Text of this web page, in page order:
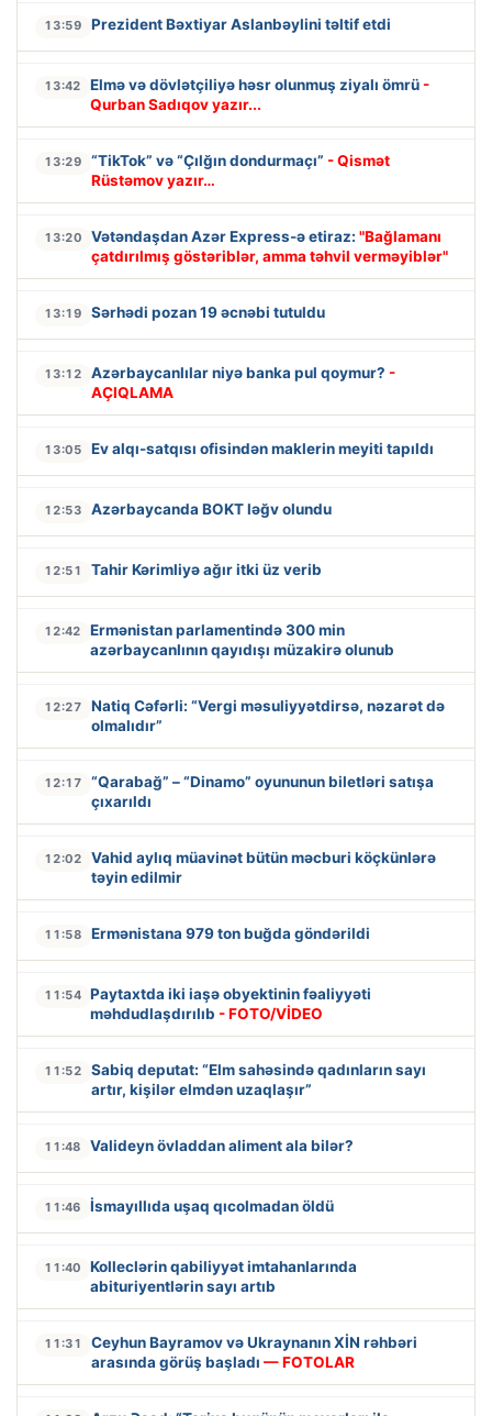
13:59 Prezident Bəxtiyar Aslanbəylini təltif etdi
13:42 Elmə və dövlətçiliyə həsr olunmuş ziyalı ömrü -
Qurban Sadıqov yazır...
13:29 “TikTok” və “Çılğın dondurmaçı” - Qismət
Rüstəmov yazır…
13:20 Vətəndaşdan Azər Express-ə etiraz: "Bağlamanı
çatdırılmış göstəriblər, amma təhvil verməyiblər"
13:19 Sərhədi pozan 19 əcnəbi tutuldu
13:12 Azərbaycanlılar niyə banka pul qoymur? -
AÇIQLAMA
13:05 Ev alqı-satqısı ofisindən maklerin meyiti tapıldı
12:53 Azərbaycanda BOKT ləğv olundu
12:51 Tahir Kərimliyə ağır itki üz verib
12:42
Ermənistan parlamentində 300 min
azərbaycanlının qayıdışı müzakirə olunub
12:27
Natiq Cəfərli: “Vergi məsuliyyətdirsə, nəzarət də
olmalıdır”
12:17
“Qarabağ” – “Dinamo” oyununun biletləri satışa
çıxarıldı
12:02
Vahid aylıq müavinət bütün məcburi köçkünlərə
təyin edilmir
11:58 Ermənistana 979 ton buğda göndərildi
11:54 Paytaxtda iki iaşə obyektinin fəaliyyəti
məhdudlaşdırılıb - FOTO/VİDEO
11:52
Sabiq deputat: “Elm sahəsində qadınların sayı
artır, kişilər elmdən uzaqlaşır”
11:48 Valideyn övladdan aliment ala bilər?
11:46 İsmayıllıda uşaq qıcolmadan öldü
11:40
Kolleclərin qabiliyyət imtahanlarında
abituriyentlərin sayı artıb
11:31
Ceyhun Bayramov və Ukraynanın XİN rəhbəri
arasında görüş başladı — FOTOLAR